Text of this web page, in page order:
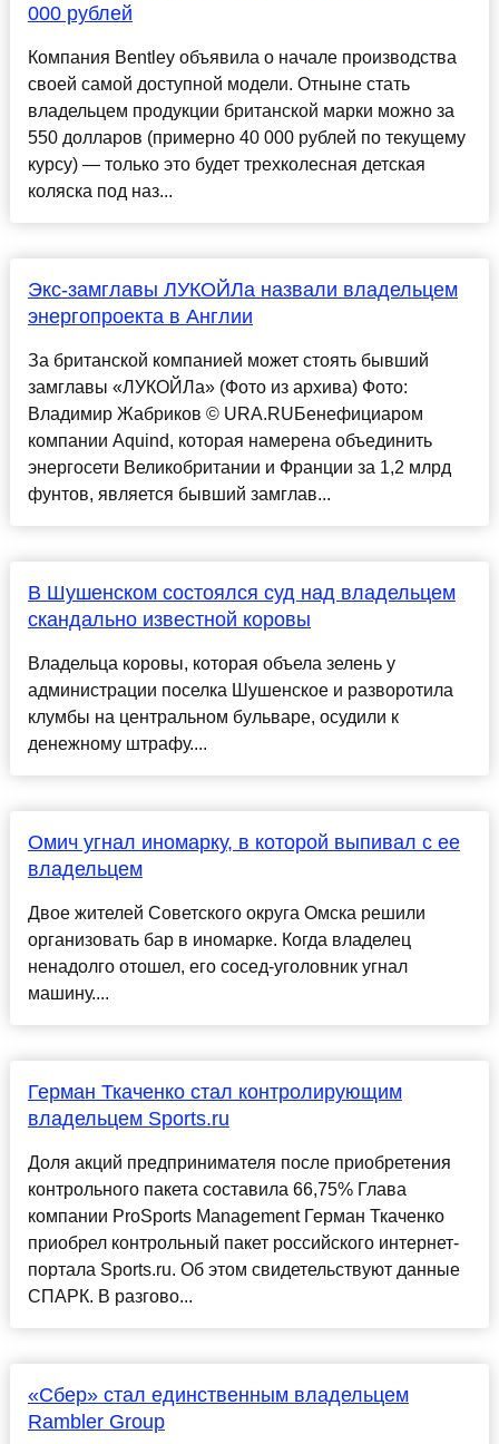
000 рублей
Компания Bentley объявила о начале производства
своей самой доступной модели. Отныне стать
владельцем продукции британской марки можно за
550 долларов (примерно 40 000 рублей по текущему
курсу) — только это будет трехколесная детская
коляска под наз...
Экс-замглавы ЛУКОЙЛа назвали владельцем
энергопроекта в Англии
За британской компанией может стоять бывший
замглавы «ЛУКОЙЛа» (Фото из архива) Фото:
Владимир Жабриков © URA.RUБенефициаром
компании Aquind, которая намерена объединить
энергосети Великобритании и Франции за 1,2 млрд
фунтов, является бывший замглав...
В Шушенском состоялся суд над владельцем
скандально известной коровы
Владельца коровы, которая объела зелень у
администрации поселка Шушенское и разворотила
клумбы на центральном бульваре, осудили к
денежному штрафу....
Омич угнал иномарку, в которой выпивал с ее
владельцем
Двое жителей Советского округа Омска решили
организовать бар в иномарке. Когда владелец
ненадолго отошел, его сосед-уголовник угнал
машину....
Герман Ткаченко стал контролирующим
владельцем Sports.ru
Доля акций предпринимателя после приобретения
контрольного пакета составила 66,75% Глава
компании ProSports Management Герман Ткаченко
приобрел контрольный пакет российского интернет-
портала Sports.ru. Об этом свидетельствуют данные
СПАРК. В разгово...
«Сбер» стал единственным владельцем
Rambler Group